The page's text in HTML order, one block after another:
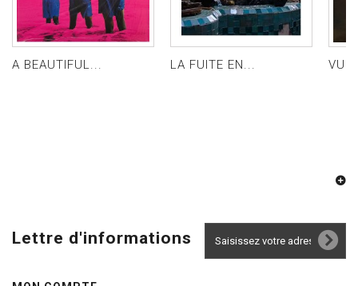
A BEAUTIFUL... LA FUITE EN...
Lettre d'informations